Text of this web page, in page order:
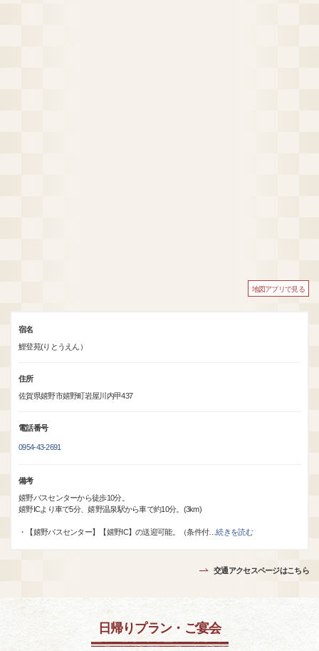
地図アプリで見る
宿名
鯉登苑(りとうえん）
住所
佐賀県嬉野市嬉野町岩屋川内甲437
電話番号
0954-43-2691
備考
嬉野バスセンターから徒歩10分。
嬉野ICより車で5分、嬉野温泉駅から車で約10分。(3km)
・【嬉野バスセンター】【嬉野IC】の送迎可能。（条件付…続きを読む
交通アクセスページはこちら
日帰りプラン・ご宴会